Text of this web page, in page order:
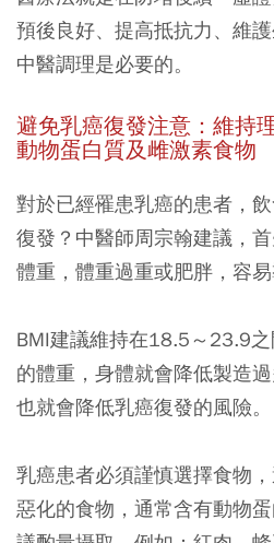
預後良好、提高抵抗力、維
中醫調理是必要的。
避免乳癌復發注意：維持
動物蛋白質及雌激素食物
對於已經罹患乳癌的患者，
復發？中醫師周宗翰建議，
體重，體重過重或肥胖，容易
BMI建議維持在18.5～23.9
的體重，身體就會降低製造
也就會降低乳癌復發的風險。
乳癌患者必須謹慎選擇食物
惡化的食物，通常含有動物